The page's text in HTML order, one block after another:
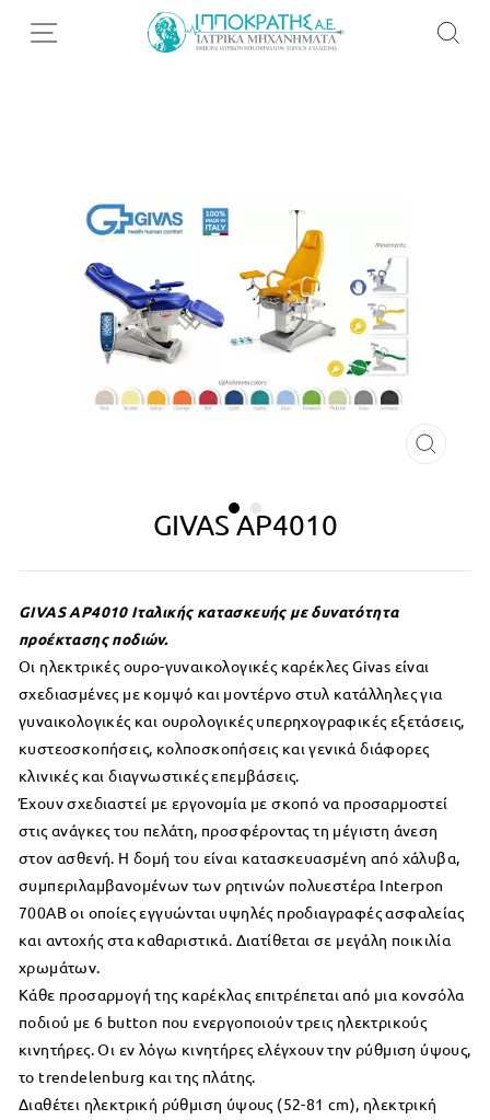
GIVAS AP4010
GIVAS AP4010 Ιταλικής κατασκευής με δυνατότητα
προέκτασης ποδιών.
Οι ηλεκτρικές ουρο-γυναικολογικές καρέκλες Givas είναι
σχεδιασμένες με κομψό και μοντέρνο στυλ κατάλληλες για
γυναικολογικές και ουρολογικές υπερηχογραφικές εξετάσεις,
κυστεοσκοπήσεις, κολποσκοπήσεις και γενικά διάφορες
κλινικές και διαγνωστικές επεμβάσεις.
Έχουν σχεδιαστεί με εργονομία με σκοπό να προσαρμοστεί
στις ανάγκες του πελάτη, προσφέροντας τη μέγιστη άνεση
στον ασθενή. Η δομή του είναι κατασκευασμένη από χάλυβα,
συμπεριλαμβανομένων των ρητινών πολυεστέρα Interpon
700AB οι οποίες εγγυώνται υψηλές προδιαγραφές ασφαλείας
και αντοχής στα καθαριστικά. Διατίθεται σε μεγάλη ποικιλία
χρωμάτων.
Κάθε προσαρμογή της καρέκλας επιτρέπεται από μια κονσόλα
ποδιού με 6 button που ενεργοποιούν τρεις ηλεκτρικούς
κινητήρες.Οι εν λόγω κινητήρες ελέγχουν την ρύθμιση ύψους,
το trendelenburg και της πλάτης.
Διαθέτει ηλεκτρική ρύθμιση ύψους (52-81 cm), ηλεκτρική